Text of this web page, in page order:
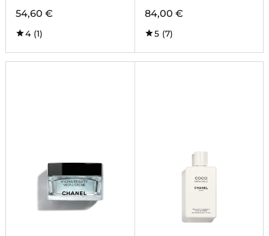
54,60 €
4 (1)
84,00 €
5 (7)